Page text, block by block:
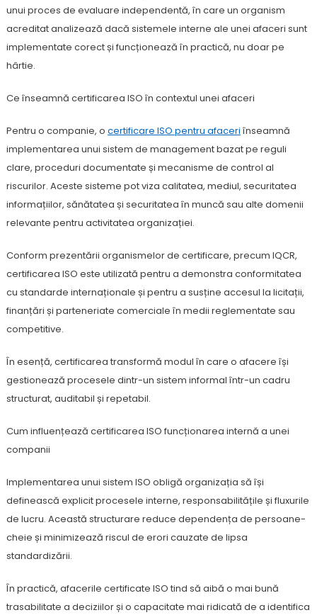
unui proces de evaluare independentă, în care un organism
acreditat analizează dacă sistemele interne ale unei afaceri sunt
implementate corect și funcționează în practică, nu doar pe
hârtie.
Ce înseamnă certificarea ISO în contextul unei afaceri
Pentru o companie, o certificare ISO pentru afaceri înseamnă
implementarea unui sistem de management bazat pe reguli
clare, proceduri documentate și mecanisme de control al
riscurilor. Aceste sisteme pot viza calitatea, mediul, securitatea
informațiilor, sănătatea și securitatea în muncă sau alte domenii
relevante pentru activitatea organizației.
Conform prezentării organismelor de certificare, precum IQCR,
certificarea ISO este utilizată pentru a demonstra conformitatea
cu standarde internaționale și pentru a susține accesul la licitații,
finanțări și parteneriate comerciale în medii reglementate sau
competitive.
În esență, certificarea transformă modul în care o afacere își
gestionează procesele dintr-un sistem informal într-un cadru
structurat, auditabil și repetabil.
Cum influențează certificarea ISO funcționarea internă a unei
companii
Implementarea unui sistem ISO obligă organizația să își
definească explicit procesele interne, responsabilitățile și fluxurile
de lucru. Această structurare reduce dependența de persoane-
cheie și minimizează riscul de erori cauzate de lipsa
standardizării.
În practică, afacerile certificate ISO tind să aibă o mai bună
trasabilitate a deciziilor și o capacitate mai ridicată de a identifica